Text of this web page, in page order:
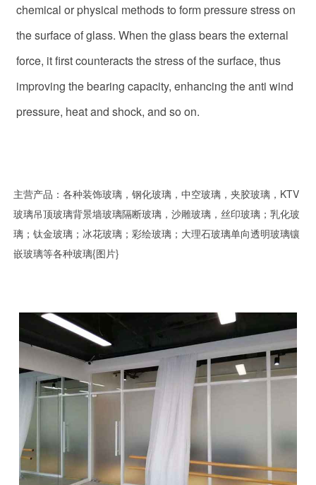
chemical or physical methods to form pressure stress on
the surface of glass. When the glass bears the external
force, it first counteracts the stress of the surface, thus
improving the bearing capacity, enhancing the anti wind
pressure, heat and shock, and so on.
主营产品：各种装饰玻璃，钢化玻璃，中空玻璃，夹胶玻璃，KTV
玻璃吊顶玻璃背景墙玻璃隔断玻璃，沙雕玻璃，丝印玻璃；乳化玻
璃；钛金玻璃；冰花玻璃；彩绘玻璃；大理石玻璃单向透明玻璃镶
嵌玻璃等各种玻璃{图片}